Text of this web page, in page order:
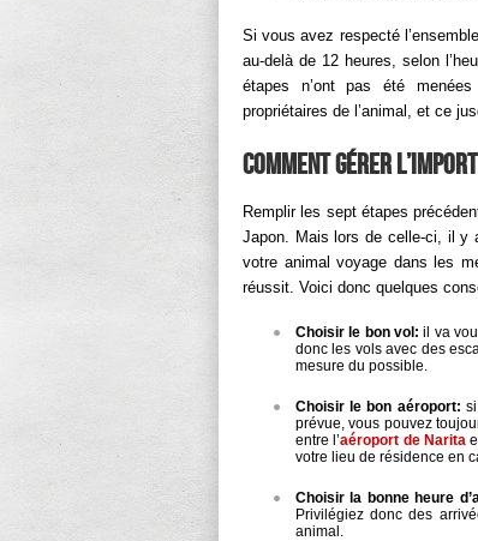
Si vous avez respecté
au-delà de 12 heures, selon
étapes n’ont pas été
propriétaires de l’animal, et ce
Comment gérer
Remplir les sept étapes
Japon. Mais lors de celle-ci, il y
votre animal voyage dans les
réussit. Voici donc quelques
Choisir le bon vol: il va
donc les vols avec des
mesure du possible.
Choisir le bon aéroport:
prévue, vous pouvez
entre l’aéroport de Narita
votre lieu de résidence en
Choisir la bonne heure
Privilégiez donc des
animal.